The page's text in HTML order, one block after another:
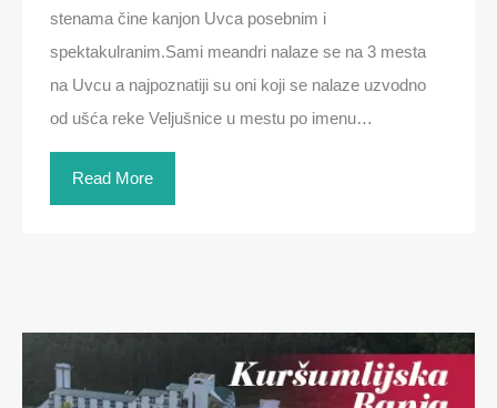
stenama čine kanjon Uvca posebnim i
spektakulranim.Sami meandri nalaze se na 3 mesta
na Uvcu a najpoznatiji su oni koji se nalaze uzvodno
od ušća reke Veljušnice u mestu po imenu…
Read More